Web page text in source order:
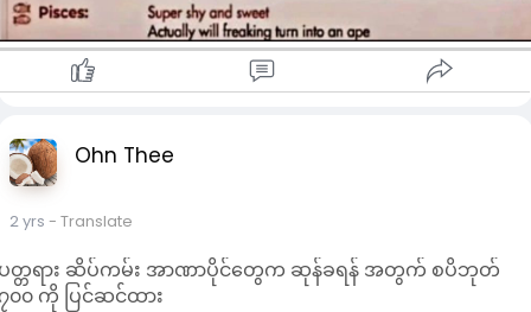
Ohn Thee
2 yrs - Translate
တ္တရား ဆိပ်ကမ်း အာဏာပိုင်တွေက ဆုန်ခရန် အတွက် စပိဘုတ်
၀၀ ကို ပြင်ဆင်ထား